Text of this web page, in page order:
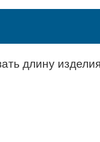
длину